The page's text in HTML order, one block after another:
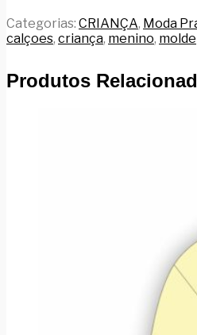
Categorias: CRIANÇA, Moda
calçoes, criança, menino, molde
Produtos